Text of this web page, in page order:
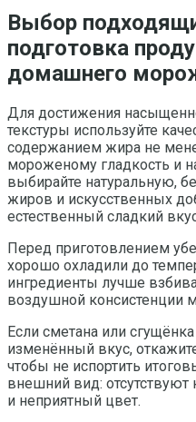
Выбор
подготовка
домашнего
Для достижения
текстуры используйте
содержанием жира не
мороженому гладкость и
выбирайте натуральную,
жиров и искусственных
естественный сладкий
Перед приготовлением
хорошо охладили до
ингредиенты лучше
воздушной консистенции
Если сметана или
изменённый вкус,
чтобы не испортить
внешний вид:
и неприятный цвет.